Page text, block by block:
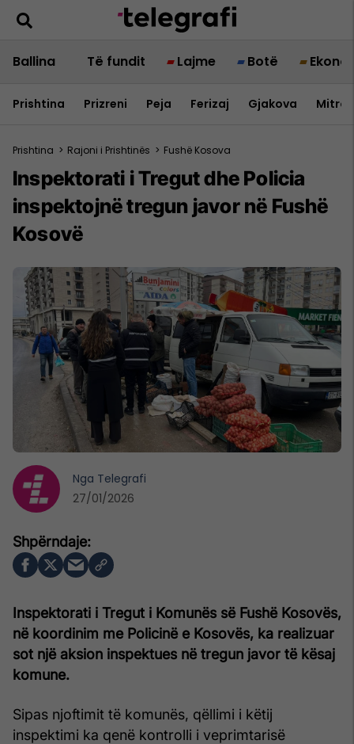
Ballina Të fundit Lajme Botë
Prishtina Prizreni Peja Ferizaj Gjakova
Prishtina > Rajoni i Prishtinës > Fushë Kosova
Inspektorati i Tregut dhe Policia
inspektojnë tregun javor në Fushë
Kosovë
Inspektorati i Tregut i Komunës së Fushë Kosovës,
në koordinim me Policinë e Kosovës, ka realizuar
sot një aksion inspektues në tregun javor të kësaj
komune.
Sipas njoftimit të komunës, qëllimi i këtij
inspektimi ka qenë kontrolli i veprimtarisë
Nga Telegrafi
27/01/2026